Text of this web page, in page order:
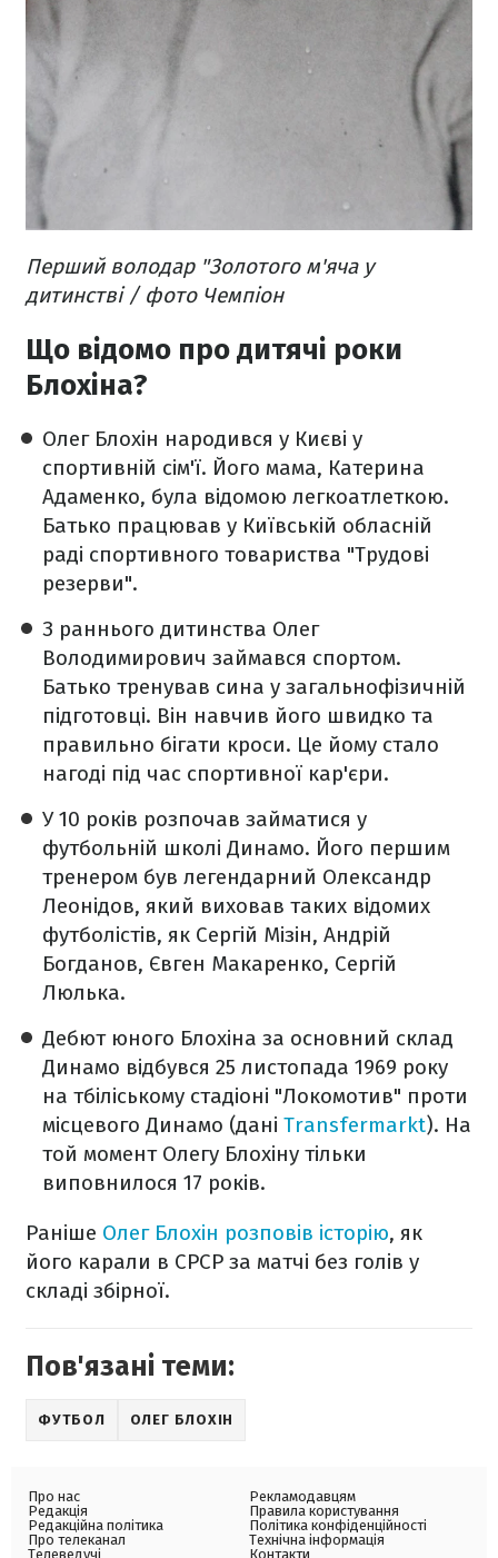
Перший володар "Золотого м'яча у
дитинстві / фото Чемпіон
Що відомо про дитячі роки
Блохіна?
Олег Блохін народився у Києві у
спортивній сім'ї. Його мама, Катерина
Адаменко, була відомою легкоатлеткою.
Батько працював у Київській обласній
раді спортивного товариства "Трудові
резерви".
З раннього дитинства Олег
Володимирович займався спортом.
Батько тренував сина у загальнофізичній
підготовці. Він навчив його швидко та
правильно бігати кроси. Це йому стало
нагоді під час спортивної кар'єри.
У 10 років розпочав займатися у
футбольній школі Динамо. Його першим
тренером був легендарний Олександр
Леонідов, який виховав таких відомих
футболістів, як Сергій Мізін, Андрій
Богданов, Євген Макаренко, Сергій
Люлька.
Дебют юного Блохіна за основний склад
Динамо відбувся 25 листопада 1969 року
на тбіліському стадіоні "Локомотив" проти
місцевого Динамо (дані Transfermarkt). На
той момент Олегу Блохіну тільки
виповнилося 17 років.
Раніше Олег Блохін розповів історію, як
його карали в СРСР за матчі без голів у
складі збірної.
Пов'язані теми:
ФУТБОЛ ОЛЕГ БЛОХІН
Про нас
Редакція
Редакційна політика
Про телеканал
Телеведучі
Рекламодавцям
Правила користування
Політика конфіденційності
Технічна інформація
Контакти